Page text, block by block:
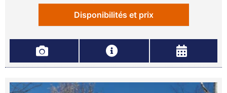
Disponibilités et prix